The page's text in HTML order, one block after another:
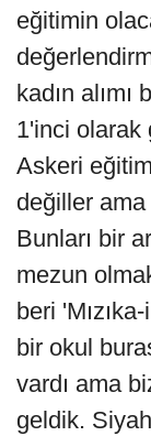
eğitimin
kadın
1'inci olarak
Askeri
değiller
Bunları bir
mezun
beri
bir okul
vardı ama
geldik.